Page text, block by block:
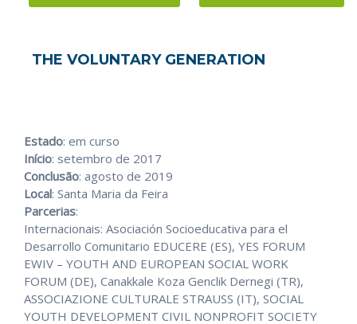
THE VOLUNTARY GENERATION
Estado: em curso
Início: setembro de 2017
Conclusão: agosto de 2019
Local: Santa Maria da Feira
Parcerias:
Internacionais: Asociación Socioeducativa para el
Desarrollo Comunitario EDUCERE (ES), YES FORUM
EWIV – YOUTH AND EUROPEAN SOCIAL WORK
FORUM (DE), Canakkale Koza Genclik Dernegi (TR),
ASSOCIAZIONE CULTURALE STRAUSS (IT), SOCIAL
YOUTH DEVELOPMENT CIVIL NONPROFIT SOCIETY